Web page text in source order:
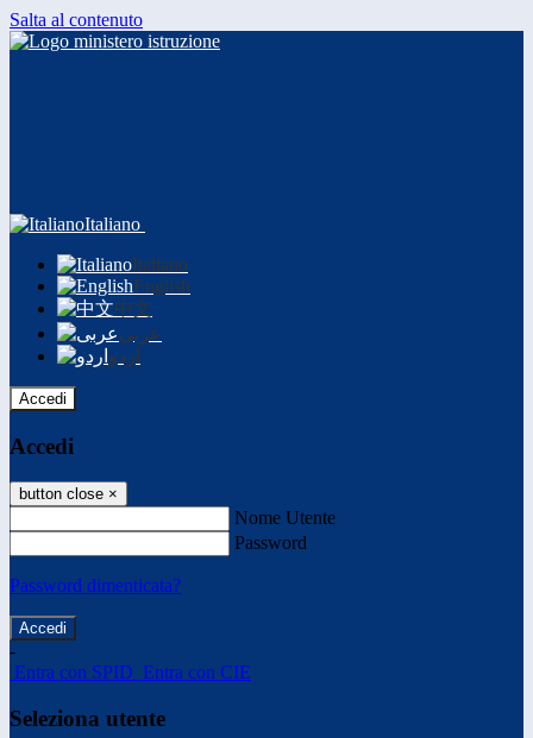
Salta al contenuto
Italiano
Italiano
English
中文
عربى
اردو
Accedi
Accedi
button close ×
Nome Utente
Password
Password dimenticata?
-
Entra con SPID Entra con CIE
Seleziona utente